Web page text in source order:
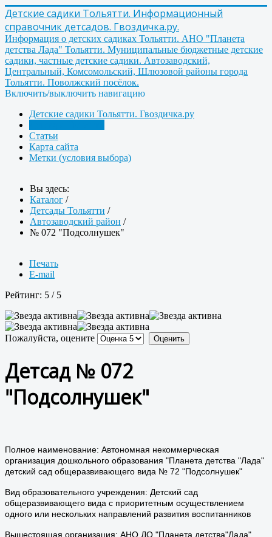
Детские садики Тольятти. Информационный
справочник детсадов. Гвоздичка.ру.
Информация о детских садиках Тольятти. АНО "Планета
детства Лада" Тольятти. Муниципальные бюджетные детские
садики, частные детские садики. Автозаводский,
Центральный, Комсомольский, Шлюзовой районы города
Тольятти. Поволжский посёлок.
Включить/выключить навигацию
Детские садики Тольятти. Гвоздичка.ру
Статьи
Карта сайта
Метки (условия выбора)
Вы здесь:
Каталог /
Детсады Тольятти /
Автозаводский район /
№ 072 "Подсолнушек"
Печать
E-mail
Рейтинг: 5 / 5
Пожалуйста, оцените
Детсад № 072
"Подсолнушек"
Полное наименование: Автономная некоммерческая
организация дошкольного образования "Планета детства "Лада"
детский сад общеразвивающего вида № 72 "Подсолнушек"
Вид образовательного учреждения: Детский сад
общеразвивающего вида с приоритетным осуществлением
одного или нескольких направлений развития воспитанников
Вышестоящая организация: АНО ДО "Планета детства"Лада"